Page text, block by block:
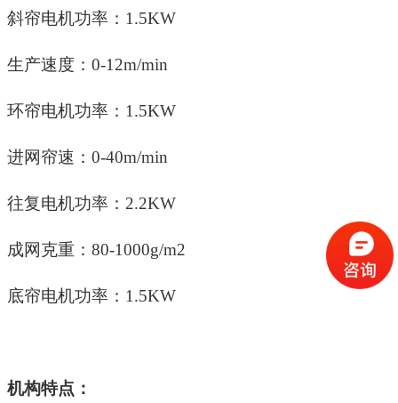
斜帘电机功率：1.5KW
生产速度：0-12m/min
环帘电机功率：1.5KW
进网帘速：0-40m/min
往复电机功率：2.2KW
成网克重：80-1000g/m2
底帘电机功率：1.5KW
机构特点：